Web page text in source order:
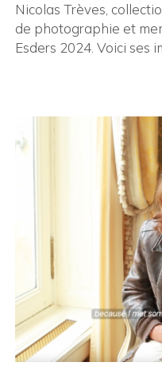
Nicolas Trèves,
de photographie et
Esders 2024. Voici ses